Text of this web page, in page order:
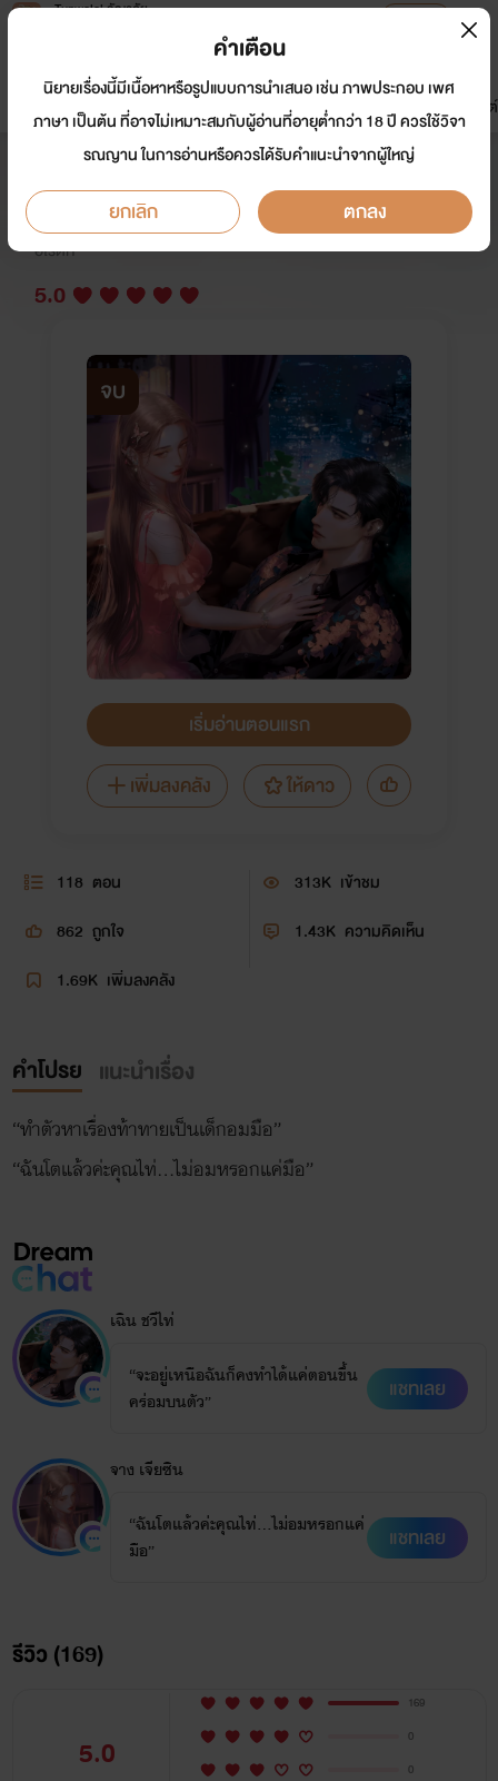
Tunwalai ธัญวลัย
หน้าแรก นิยาย อีบุ๊ก การ์ตูน
มาใหม่
ดรีมแชท ธัญลิสต์
เหนือปกครองชวีไท่
นักเขียน: อิษสรา | ISSARA นักวาด: Sinvia
อีโรติก
5.0
จบ
เริ่มอ่านตอนแรก
เพิ่มลงคลัง
ให้ดาว
118 ตอน 313K เข้าชม
862 ถูกใจ 1.43K ความคิดเห็น
1.69K เพิ่มลงคลัง
คำโปรย แนะนำเรื่อง
“ทำตัวหาเรื่องท้าทายเป็นเด็กอมมือ”
เฉิน ชวีไท่
“จะอยู่เหนือฉันก็คงทำได้แค่ตอนขึ้น
คร่อมบนตัว”
แชทเลย
จาง เจียซิน
“ฉันโตแล้วค่ะคุณไท่...ไม่อมหรอกแค่
มือ”
แชทเลย
รีวิว (169)
5.0
169
0
0
คำเตือน
นิยายเรื่องนี้มีเนื้อหาหรือรูปแบบการนำเสนอ เช่น ภาพประกอบ เพศ
ภาษา เป็นต้น ที่อาจไม่เหมาะสมกับผู้อ่านที่อายุต่ำกว่า 18 ปี ควรใช้วิจา
รณญาน ในการอ่านหรือควรได้รับคำแนะนำจากผู้ใหญ่
ยกเลิก ตกลง